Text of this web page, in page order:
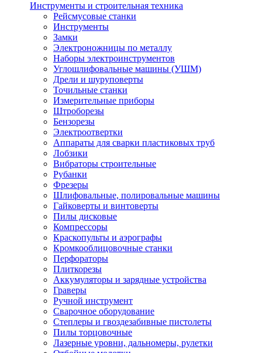
Инструменты и строительная техника
Рейсмусовые станки
Инструменты
Замки
Электроножницы по металлу
Наборы электроинструментов
Углошлифовальные машины (УШМ)
Дрели и шуруповерты
Точильные станки
Измерительные приборы
Штроборезы
Бензорезы
Электроотвертки
Аппараты для сварки пластиковых труб
Лобзики
Вибраторы строительные
Рубанки
Фрезеры
Шлифовальные, полировальные машины
Гайковерты и винтоверты
Пилы дисковые
Компрессоры
Краскопульты и аэрографы
Кромкооблицовочные станки
Перфораторы
Плиткорезы
Аккумуляторы и зарядные устройства
Граверы
Ручной инструмент
Сварочное оборудование
Степлеры и гвоздезабивные пистолеты
Пилы торцовочные
Лазерные уровни, дальномеры, рулетки